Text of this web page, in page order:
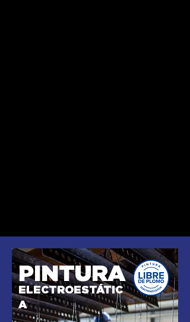
ELECTROESTÁTIC
A
PINTURA